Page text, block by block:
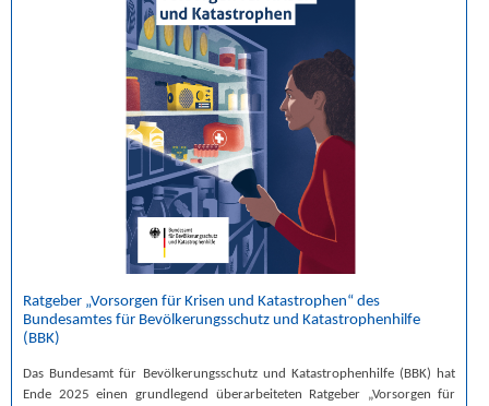
Ratgeber „Vorsorgen für Krisen und Katastrophen“ des
Bundesamtes für Bevölkerungsschutz und Katastrophenhilfe
(BBK)
Das Bundesamt für Bevölkerungsschutz und Katastrophenhilfe (BBK) hat
Ende 2025 einen grundlegend überarbeiteten Ratgeber „Vorsorgen für